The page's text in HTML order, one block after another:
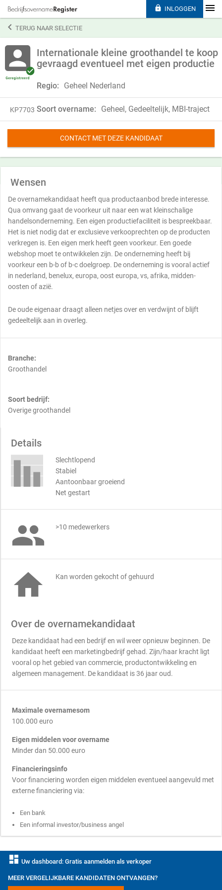
TERUG NAAR SELECTIE
Internationale kleine groothandel te koop
gevraagd eventueel met eigen productie
Regio: Geheel Nederland
KP7703 Soort overname: Geheel, Gedeeltelijk, MBI-traject
CONTACT MET DEZE KANDIDAAT
Wensen
De overnamekandidaat heeft qua productaanbod brede interesse.
Qua omvang gaat de voorkeur uit naar een wat kleinschalige
handelsonderneming. Een eigen productiefaciliteit is bespreekbaar.
Het is niet nodig dat er exclusieve verkooprechten op de producten
verkregen is. Een eigen merk heeft geen voorkeur. Een goede
webshop moet te ontwikkelen zijn. De onderneming heeft bij
voorkeur een b-b of b-c doelgroep. De onderneming is vooral actief
in nederland, benelux, europa, oost europa, vs, afrika, midden-
oosten of azië.
De oude eigenaar draagt alleen netjes over en verdwijnt of blijft
gedeeltelijk aan in overleg.
Branche:
Groothandel
Soort bedrijf:
Overige groothandel
Details
Slechtlopend
Stabiel
Aantoonbaar groeiend
Net gestart
 >10 medewerkers
 Kan worden gekocht of gehuurd
Over de overnamekandidaat
Deze kandidaat had een bedrijf en wil weer opnieuw beginnen. De
kandidaat heeft een marketingbedrijf gehad. Zijn/haar kracht ligt
vooral op het gebied van commercie, productontwikkeling en
algemeen management. De kandidaat is 36 jaar oud.
Maximale overnamesom
100.000 euro
Eigen middelen voor overname
Minder dan 50.000 euro
Financieringsinfo
Voor financiering worden eigen middelen eventueel aangevuld met
externe financiering via:
Een bank
Een informal investor/business angel
 INLOGGEN
dashboard Uw dashboard: Gratis aanmelden als verkoper
MEER VERGELIJKBARE KANDIDATEN ONTVANGEN?